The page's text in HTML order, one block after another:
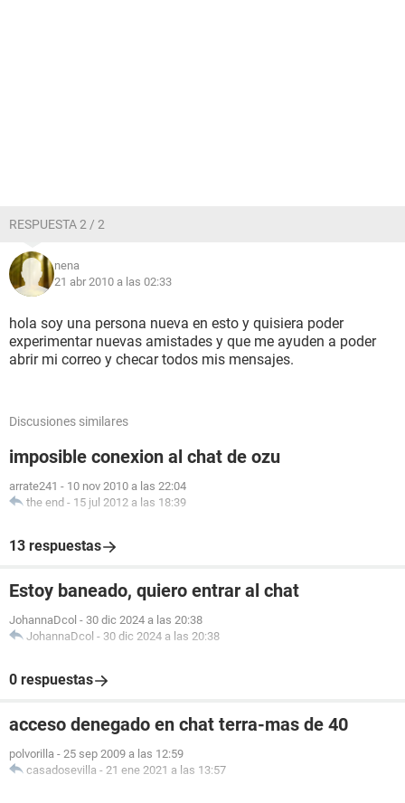
RESPUESTA 2 / 2
nena
21 abr 2010 a las 02:33
hola soy una persona nueva en esto y quisiera poder
experimentar nuevas amistades y que me ayuden a poder
abrir mi correo y checar todos mis mensajes.
Discusiones similares
imposible conexion al chat de ozu
arrate241 - 10 nov 2010 a las 22:04
the end - 15 jul 2012 a las 18:39
13 respuestas
Estoy baneado, quiero entrar al chat
JohannaDcol - 30 dic 2024 a las 20:38
JohannaDcol - 30 dic 2024 a las 20:38
0 respuestas
acceso denegado en chat terra-mas de 40
polvorilla - 25 sep 2009 a las 12:59
casadosevilla - 21 ene 2021 a las 13:57